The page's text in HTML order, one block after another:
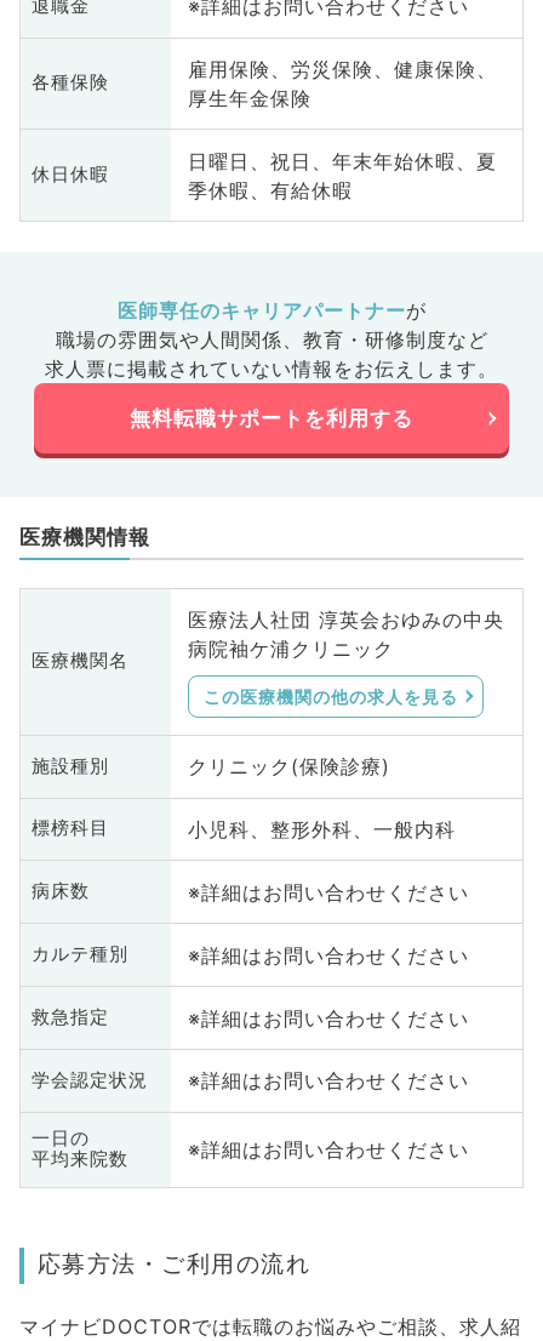
退職金 ※詳細はお問い合わせください
各種保険
雇用保険、労災保険、健康保険、
厚生年金保険
休日休暇
日曜日、祝日、年末年始休暇、夏
季休暇、有給休暇
医師専任のキャリアパートナーが
職場の雰囲気や人間関係、 教育・研修制度など
求人票に掲載されていない情報をお伝えします。
無料転職サポートを利用する
医療機関情報
医療機関名
医療法人社団 淳英会おゆみの中央
病院袖ケ浦クリニック
この医療機関の他の求人を見る
施設種別 クリニック(保険診療)
標榜科目 小児科、整形外科、一般内科
病床数 ※詳細はお問い合わせください
カルテ種別 ※詳細はお問い合わせください
救急指定 ※詳細はお問い合わせください
学会認定状況 ※詳細はお問い合わせください
一日の
平均来院数
※詳細はお問い合わせください
応募方法・ご利用の流れ
マイナビDOCTORでは転職のお悩みやご相談、求人紹